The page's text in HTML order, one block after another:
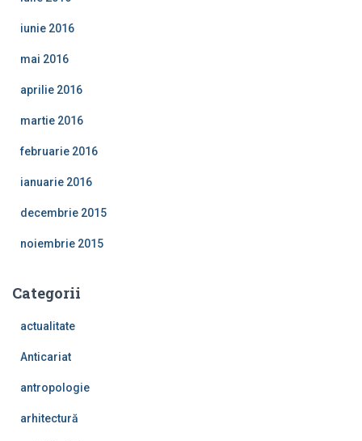
iunie 2016
mai 2016
aprilie 2016
martie 2016
februarie 2016
ianuarie 2016
decembrie 2015
noiembrie 2015
Categorii
actualitate
Anticariat
antropologie
arhitectură